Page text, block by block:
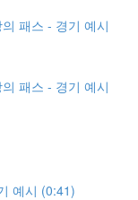
패스 - 경기 예시
패스 - 경기 예시
예시 (0:41)